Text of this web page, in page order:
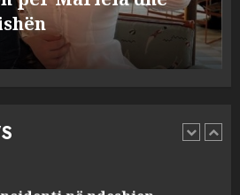
MARCH 25, 2025
Punonjësja e UKT akuzon
të pajustifikuar